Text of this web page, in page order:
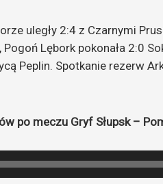
uległy 2:4 z Czarnymi
Lębork pokonała 2:0
Peplin. Spotkanie rezerw
po meczu Gryf Słupsk –